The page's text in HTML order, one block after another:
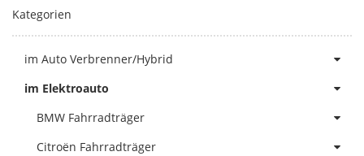
Kategorien
im Auto Verbrenner/Hybrid
im Elektroauto
BMW Fahrradträger
Citroën Fahrradträger